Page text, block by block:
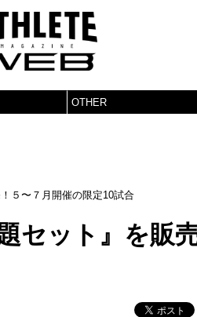
OTHER
５〜７月開催の限定10試合
セット』を販売